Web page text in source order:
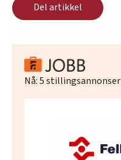
Del artikkel
Nå:5stillingsannonser